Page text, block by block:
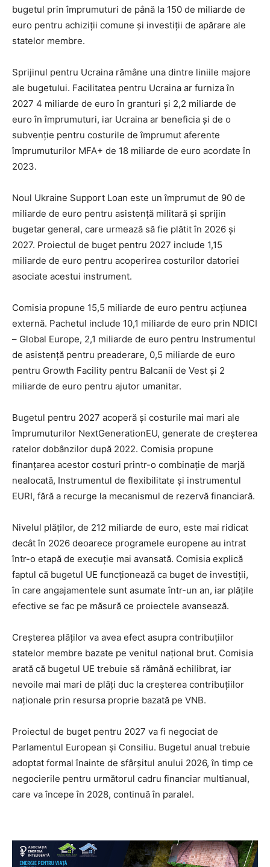
bugetul prin împrumuturi de până la 150 de miliarde de
euro pentru achiziții comune și investiții de apărare ale
statelor membre.
Sprijinul pentru Ucraina rămâne una dintre liniile majore
ale bugetului. Facilitatea pentru Ucraina ar furniza în
2027 4 miliarde de euro în granturi și 2,2 miliarde de
euro în împrumuturi, iar Ucraina ar beneficia și de o
subvenție pentru costurile de împrumut aferente
împrumuturilor MFA+ de 18 miliarde de euro acordate în
2023.
Noul Ukraine Support Loan este un împrumut de 90 de
miliarde de euro pentru asistență militară și sprijin
bugetar general, care urmează să fie plătit în 2026 și
2027. Proiectul de buget pentru 2027 include 1,15
miliarde de euro pentru acoperirea costurilor datoriei
asociate acestui instrument.
Comisia propune 15,5 miliarde de euro pentru acțiunea
externă. Pachetul include 10,1 miliarde de euro prin NDICI
– Global Europe, 2,1 miliarde de euro pentru Instrumentul
de asistență pentru preaderare, 0,5 miliarde de euro
pentru Growth Facility pentru Balcanii de Vest și 2
miliarde de euro pentru ajutor umanitar.
Bugetul pentru 2027 acoperă și costurile mai mari ale
împrumuturilor NextGenerationEU, generate de creșterea
ratelor dobânzilor după 2022. Comisia propune
finanțarea acestor costuri printr-o combinație de marjă
nealocată, Instrumentul de flexibilitate și instrumentul
EURI, fără a recurge la mecanismul de rezervă financiară.
Nivelul plăților, de 212 miliarde de euro, este mai ridicat
decât în 2026 deoarece programele europene au intrat
într-o etapă de execuție mai avansată. Comisia explică
faptul că bugetul UE funcționează ca buget de investiții,
în care angajamentele sunt asumate într-un an, iar plățile
efective se fac pe măsură ce proiectele avansează.
Creșterea plăților va avea efect asupra contribuțiilor
statelor membre bazate pe venitul național brut. Comisia
arată că bugetul UE trebuie să rămână echilibrat, iar
nevoile mai mari de plăți duc la creșterea contribuțiilor
naționale prin resursa proprie bazată pe VNB.
Proiectul de buget pentru 2027 va fi negociat de
Parlamentul European și Consiliu. Bugetul anual trebuie
adoptat formal înainte de sfârșitul anului 2026, în timp ce
negocierile pentru următorul cadru financiar multianual,
care va începe în 2028, continuă în paralel.